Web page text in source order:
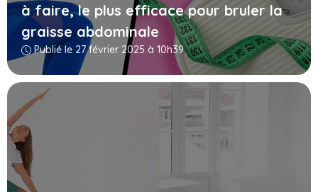
à faire, le plus efficace pour bruler la
graisse abdominale
Publié le 27 février 2025 à 10h39